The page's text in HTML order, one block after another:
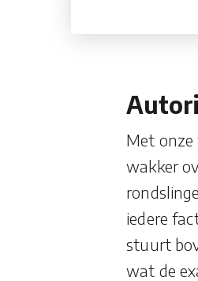
Met onze
wakker
iedere
stuurt
wat de